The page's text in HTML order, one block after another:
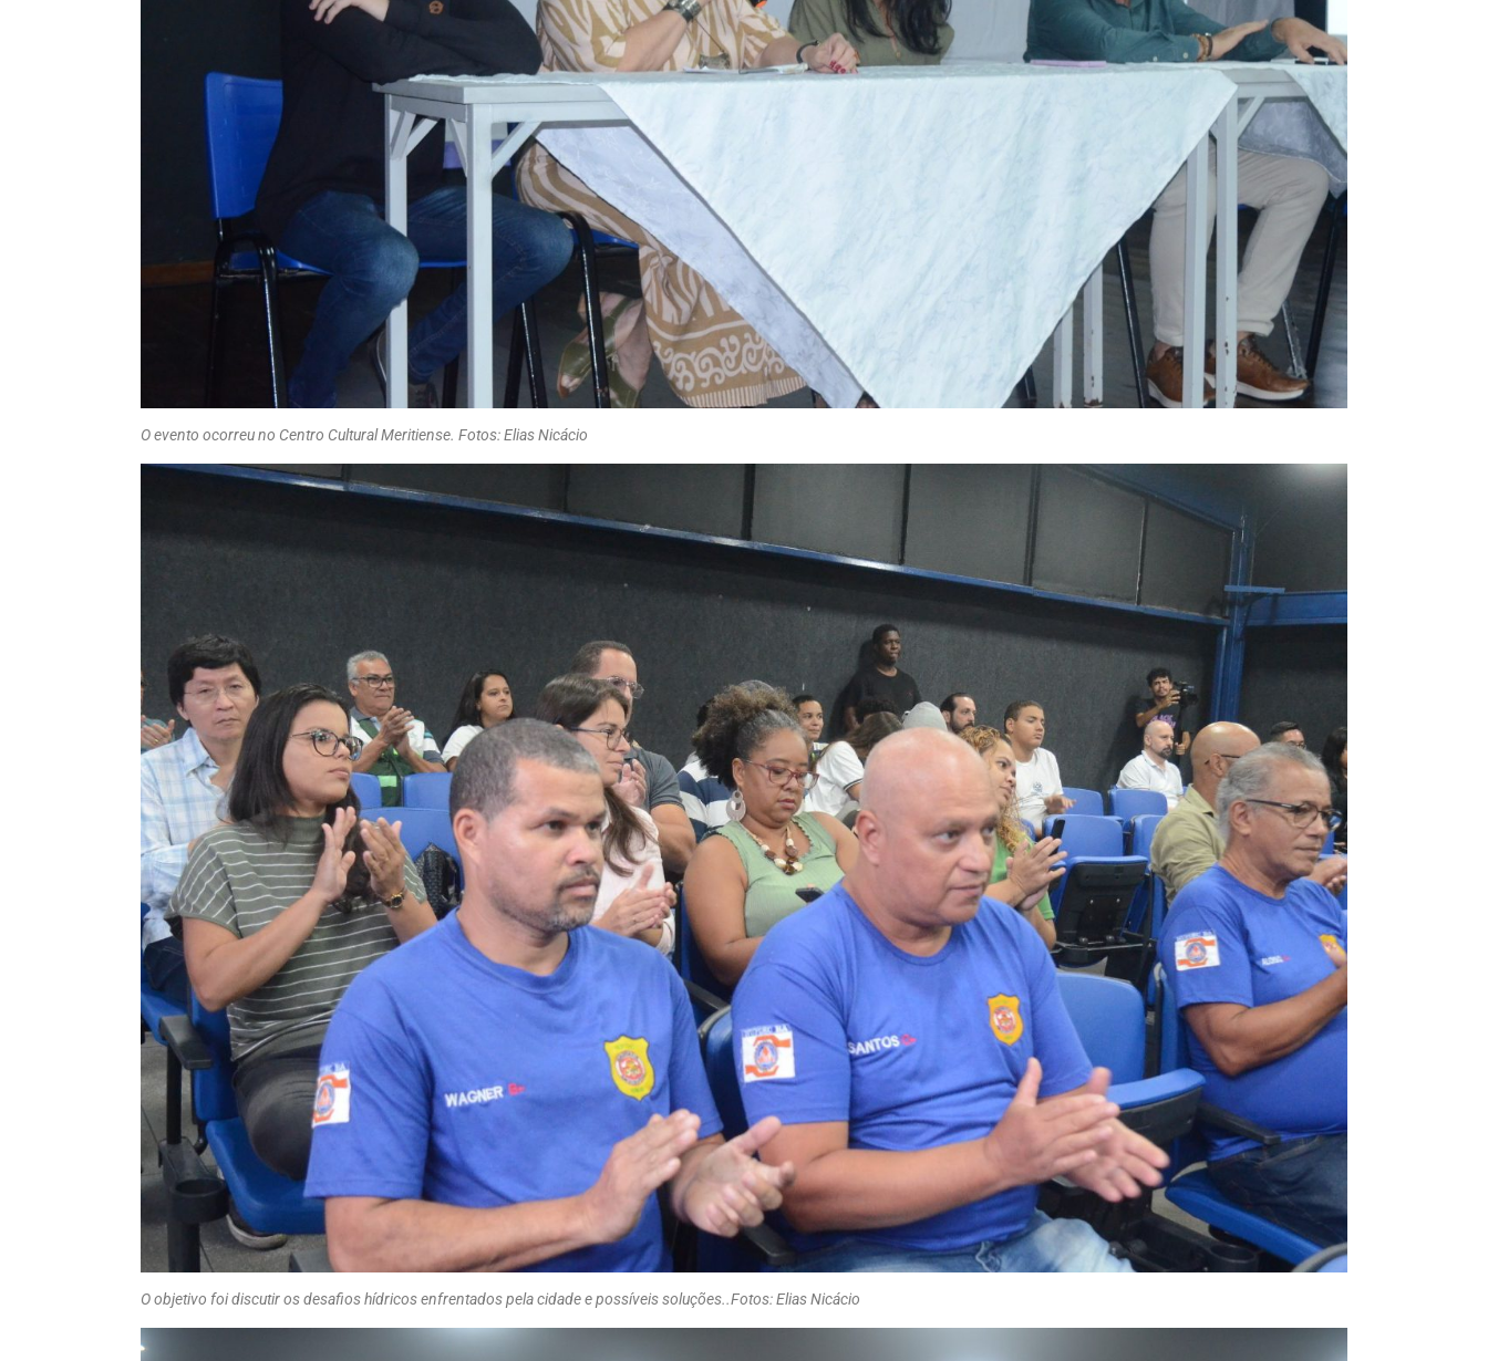
O evento ocorreu no Centro Cultural Meritiense. Fotos: Elias Nicácio
O objetivo foi discutir os desafios hídricos enfrentados pela cidade e possíveis soluções..Fotos: Elias Nicácio